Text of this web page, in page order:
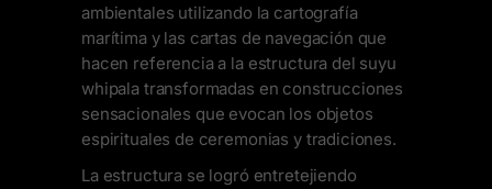
ambientales utilizando la cartografía
marítima y las cartas de navegación que
hacen referencia a la estructura del suyu
whipala transformadas en construcciones
sensacionales que evocan los objetos
espirituales de ceremonias y tradiciones.
La estructura se logró entretejiendo